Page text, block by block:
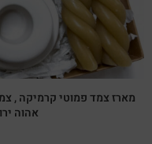
מארז צמד פמוטי קרמיקה ,
אהוה